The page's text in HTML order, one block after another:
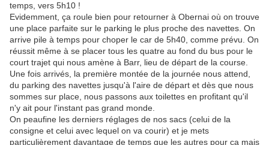
temps, vers 5h10 !
Evidemment, ça roule bien pour retourner à Obernai où on trouve
une place parfaite sur le parking le plus proche des navettes. On
arrive pile à temps pour choper le car de 5h40, comme prévu. On
réussit même à se placer tous les quatre au fond du bus pour le
court trajet qui nous amène à Barr, lieu de départ de la course.
Une fois arrivés, la première montée de la journée nous attend,
du parking des navettes jusqu'à l'aire de départ et dès que nous
sommes sur place, nous passons aux toilettes en profitant qu'il
n'y ait pour l'instant pas grand monde.
On peaufine les derniers réglages de nos sacs (celui de la
consigne et celui avec lequel on va courir) et je mets
particulièrement davantage de temps que les autres pour ça mais